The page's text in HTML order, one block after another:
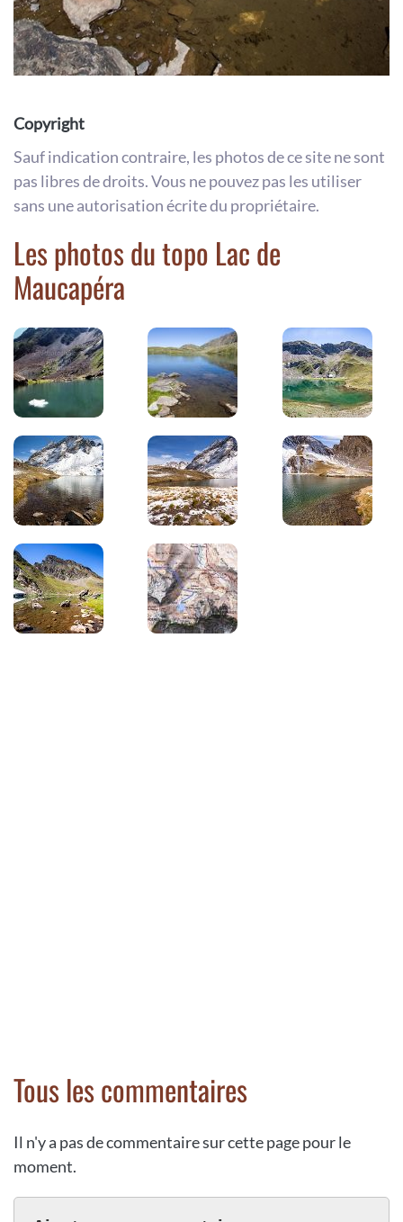
Copyright
Sauf indication contraire, les photos de ce site ne sont
pas libres de droits. Vous ne pouvez pas les utiliser
sans une autorisation écrite du propriétaire.
Les photos du topo Lac de
Maucapéra
Tous les commentaires
Il n'y a pas de commentaire sur cette page pour le
moment.